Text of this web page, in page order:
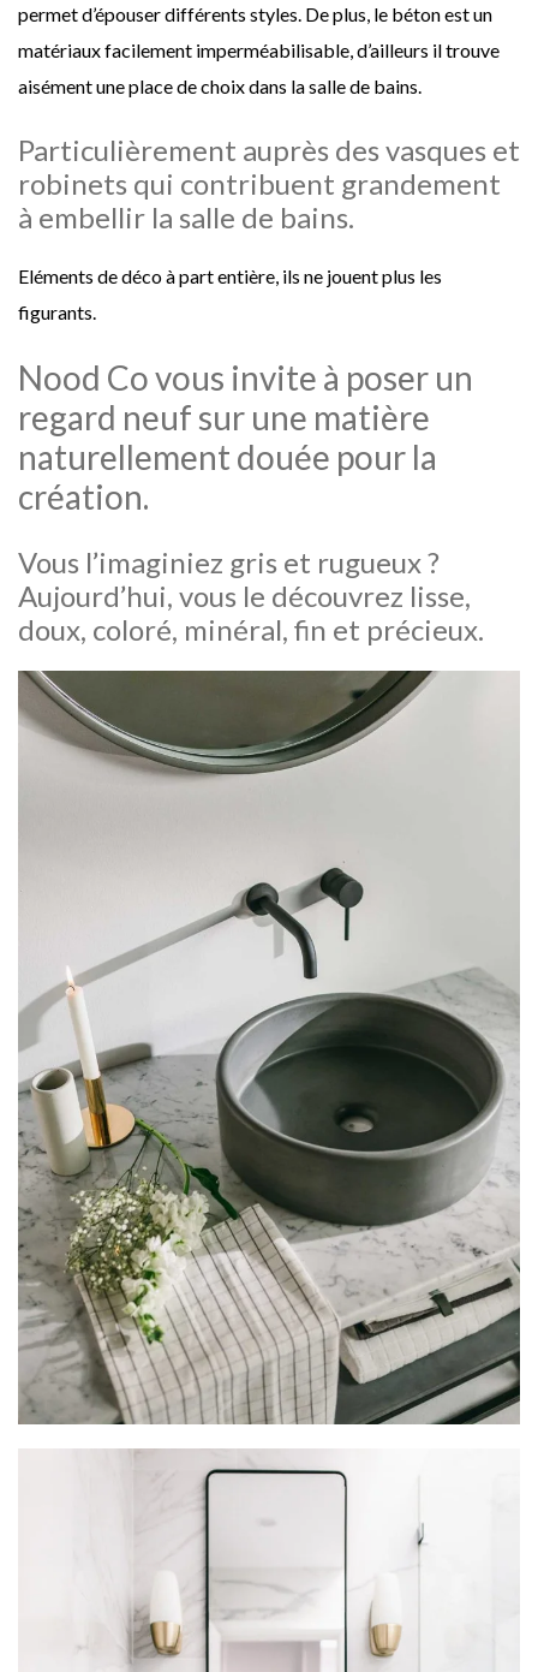
permet d’épouser différents styles. De plus, le béton est un
matériaux facilement imperméabilisable, d’ailleurs il trouve
aisément une place de choix dans la salle de bains.
Particulièrement auprès des vasques et
robinets qui contribuent grandement
à embellir la salle de bains.
Eléments de déco à part entière, ils ne jouent plus les
figurants.
Nood Co vous invite à poser un
regard neuf sur une matière
naturellement douée pour la
création.
Vous l’imaginiez gris et rugueux ?
Aujourd’hui, vous le découvrez lisse,
doux, coloré, minéral, fin et précieux.